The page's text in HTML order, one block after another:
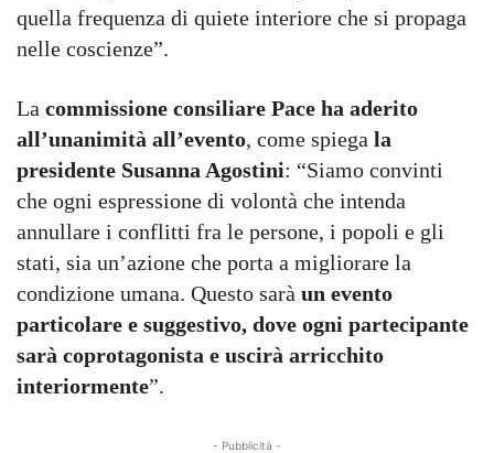
quella frequenza di quiete interiore che si propaga
nelle coscienze”.
La commissione consiliare Pace ha aderito
all’unanimità all’evento, come spiega la
presidente Susanna Agostini: “Siamo convinti
che ogni espressione di volontà che intenda
annullare i conflitti fra le persone, i popoli e gli
stati, sia un’azione che porta a migliorare la
condizione umana. Questo sarà un evento
particolare e suggestivo, dove ogni partecipante
sarà coprotagonista e uscirà arricchito
interiormente”.
- Pubblicità -